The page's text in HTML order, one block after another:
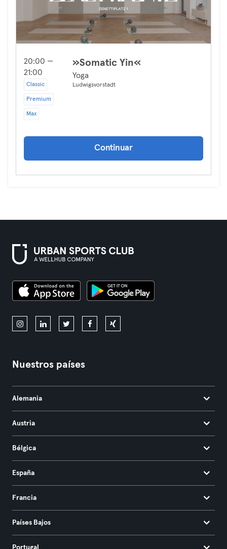
20:00 —
21:00
Classic
Premium
Max
»Somatic Yin«
Yoga
Ludwigsvorstadt
Continuar
Nuestros países
Alemania
Austria
Bélgica
España
Francia
Países Bajos
Portugal